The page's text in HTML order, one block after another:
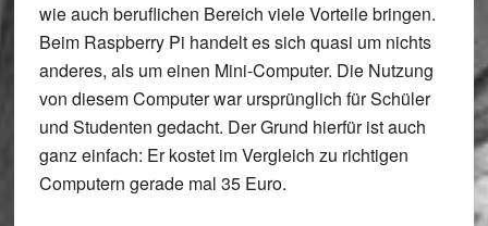
wie auch beruflichen Bereich viele Vorteile bringen.
Beim Raspberry Pi handelt es sich quasi um nichts
anderes, als um einen Mini-Computer. Die Nutzung
von diesem Computer war ursprünglich für Schüler
und Studenten gedacht. Der Grund hierfür ist auch
ganz einfach: Er kostet im Vergleich zu richtigen
Computern gerade mal 35 Euro.